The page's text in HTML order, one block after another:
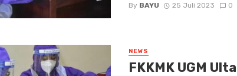
By BAYU 25 Juli 2023 0
NEWS
FKKMK UGM